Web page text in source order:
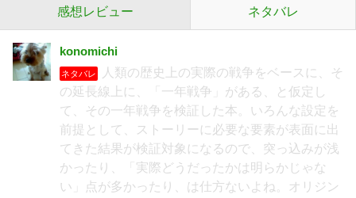
感想レビュー ネタバレ
konomichi
ネタバレ
人類の歴史上の実際の戦争をベースに、そ
の延長線上に、「一年戦争」がある、と仮定し
て、その一年戦争を検証した本。いろんな設定を
前提として、ストーリーに必要な要素が表面に出
てきた結果が検証対象になるので、突っ込みが浅
かったり、「実際どうだったかは明らかじゃな
い」点が多かったり、は仕方ないよね。オリジン